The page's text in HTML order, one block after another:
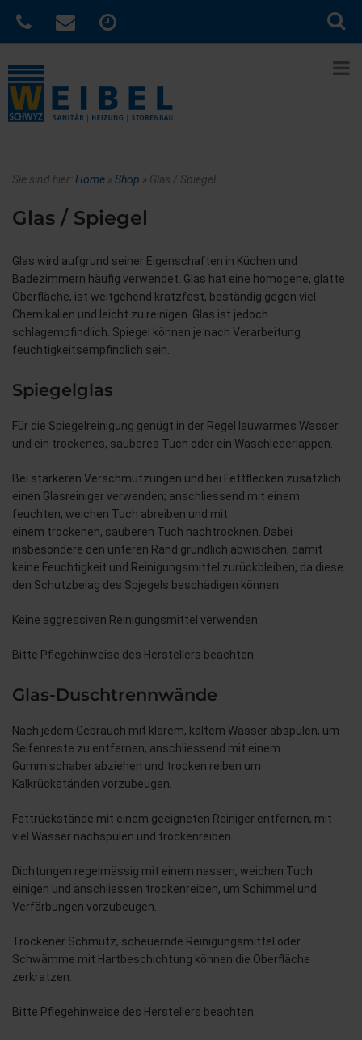
Sie sind hier: Home » Shop » Glas / Spiegel
Glas / Spiegel
Glas wird aufgrund seiner Eigenschaften in Küchen und
Badezimmern häufig verwendet. Glas hat eine homogene, glatte
Oberfläche, ist weitgehend kratzfest, beständig gegen viel
Chemikalien und leicht zu reinigen. Glas ist jedoch
schlagempfindlich. Spiegel können je nach Verarbeitung
feuchtigkeitsempfindlich sein.
Spiegelglas
Für die Spiegelreinigung genügt in der Regel lauwarmes Wasser
und ein trockenes, sauberes Tuch oder ein Waschlederlappen.
Bei stärkeren Verschmutzungen und bei Fettflecken zusätzlich
einen Glasreiniger verwenden; anschliessend mit einem
feuchten, weichen Tuch abreiben und mit
einem trockenen, sauberen Tuch nachtrocknen. Dabei
insbesondere den unteren Rand gründlich abwischen, damit
keine Feuchtigkeit und Reinigungsmittel zurückbleiben, da diese
den Schutzbelag des Spjegels beschädigen können.
Keine aggressiven Reinigungsmittel verwenden.
Bitte Pflegehinweise des Herstellers beachten.
Glas-Duschtrennwände
Nach jedem Gebrauch mit klarem, kaltem Wasser abspülen, um
Seifenreste zu entfernen, anschliessend mit einem
Gummischaber abziehen und trocken reiben um
Kalkrückständen vorzubeugen.
Fettrückstände mit einem geeigneten Reiniger entfernen, mit
viel Wasser nachspülen und trockenreiben.
Dichtungen regelmässig mit einem nassen, weichen Tuch
einigen und anschliessen trockenreiben, um Schimmel und
Verfärbungen vorzubeugen.
Trockener Schmutz, scheuernde Reinigungsmittel oder
Schwämme mit Hartbeschichtung können die Oberfläche
zerkratzen.
Bitte Pflegehinweise des Herstellers beachten.